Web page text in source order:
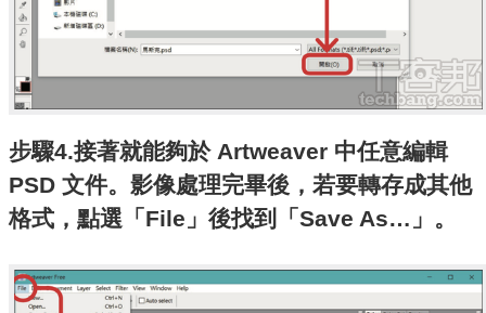
步驟4.接著就能夠於 Artweaver 中任意編輯
PSD 文件。影像處理完畢後，若要轉存成其他
格式，點選「File」後找到「Save As…」。